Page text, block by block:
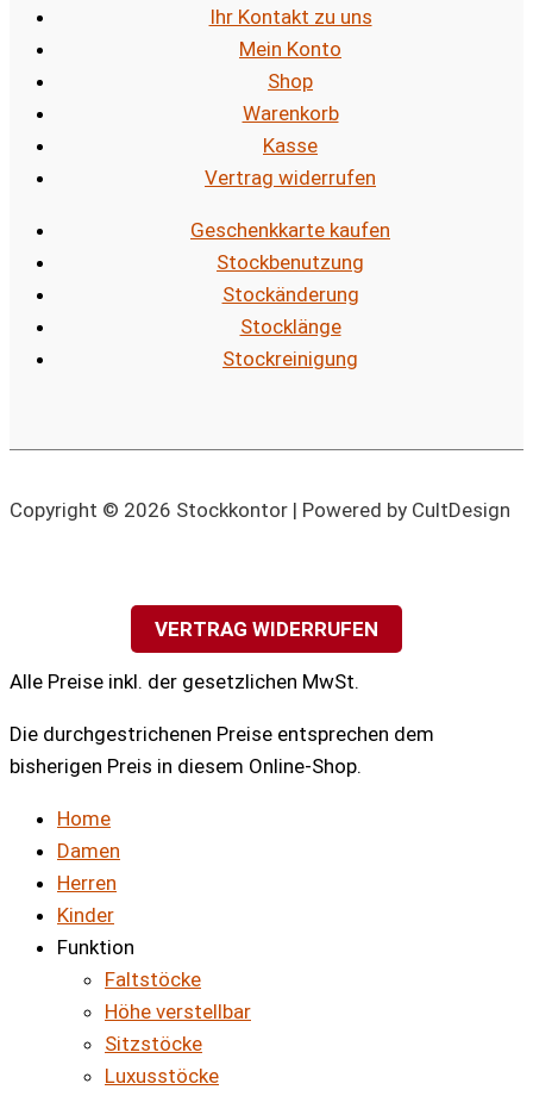
Ihr Kontakt zu uns
Mein Konto
Shop
Warenkorb
Kasse
Vertrag widerrufen
Geschenkkarte kaufen
Stockbenutzung
Stockänderung
Stocklänge
Stockreinigung
Copyright © 2026 Stockkontor | Powered by CultDesign
VERTRAG WIDERRUFEN
Alle Preise inkl. der gesetzlichen MwSt.
Die durchgestrichenen Preise entsprechen dem
bisherigen Preis in diesem Online-Shop.
Home
Damen
Herren
Kinder
Funktion
Faltstöcke
Höhe verstellbar
Sitzstöcke
Luxusstöcke